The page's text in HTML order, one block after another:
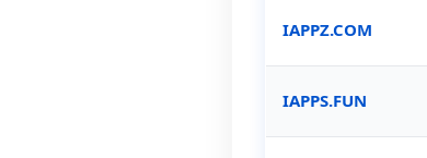
IAPPZ.COM
IAPPS.FUN